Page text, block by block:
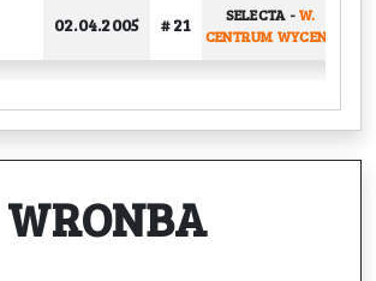
02.04.2005 # 21 SELECTA -W.
CENTRUM WYCENY
WRONBA